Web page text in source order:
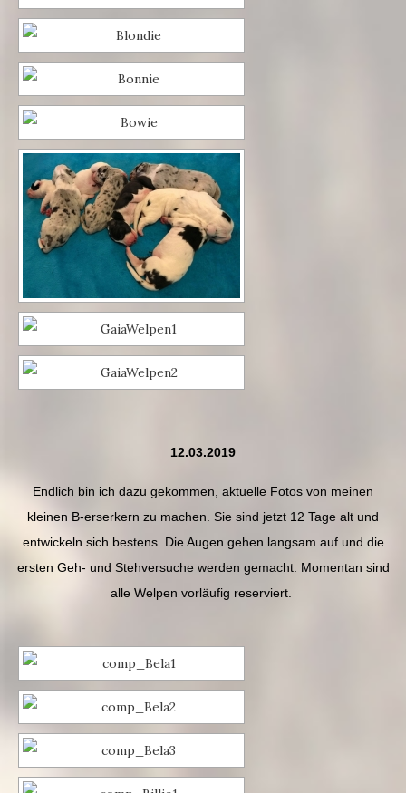
12.03.2019
Endlich bin ich dazu gekommen, aktuelle Fotos von meinen
kleinen B-erserkern zu machen. Sie sind jetzt 12 Tage alt und
entwickeln sich bestens. Die Augen gehen langsam auf und die
ersten Geh- und Stehversuche werden gemacht. Momentan sind
alle Welpen vorläufig reserviert.